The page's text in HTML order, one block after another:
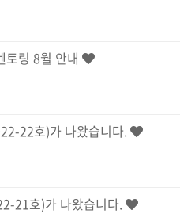
토링 8월 안내
22호)가 나왔습니다.
21호)가 나왔습니다.